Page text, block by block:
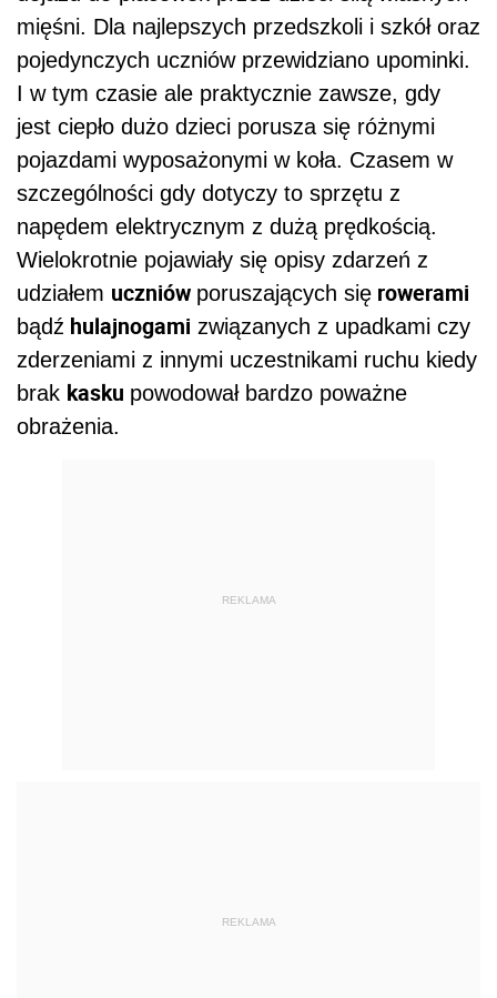
mięśni. Dla najlepszych przedszkoli i szkół oraz
pojedynczych uczniów przewidziano upominki.
I w tym czasie ale praktycznie zawsze, gdy
jest ciepło dużo dzieci porusza się różnymi
pojazdami wyposażonymi w koła. Czasem w
szczególności gdy dotyczy to sprzętu z
napędem elektrycznym z dużą prędkością.
Wielokrotnie pojawiały się opisy zdarzeń z
udziałem uczniów poruszających się rowerami
bądź hulajnogami związanych z upadkami czy
zderzeniami z innymi uczestnikami ruchu kiedy
brak kasku powodował bardzo poważne
obrażenia.
REKLAMA
REKLAMA